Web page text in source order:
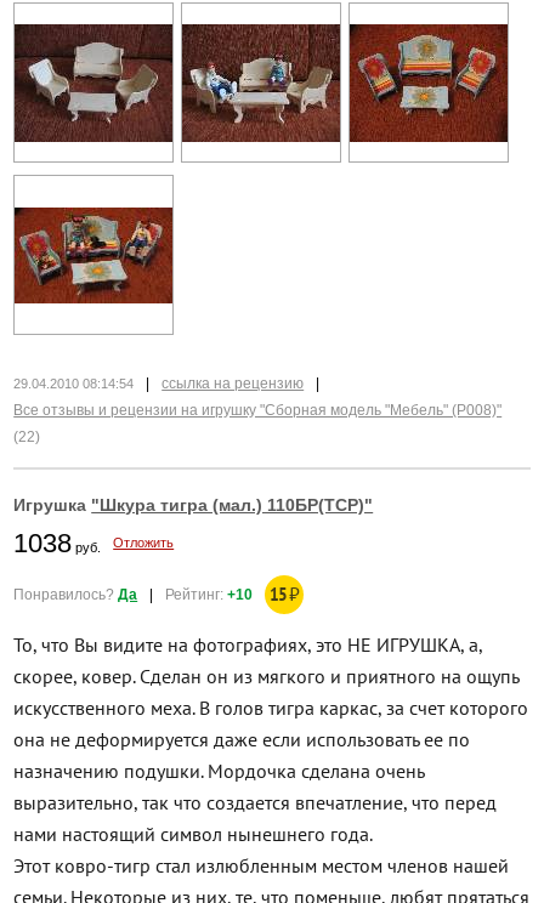
29.04.2010 08:14:54 ссылка на рецензию
Все отзывы и рецензии на игрушку "Сборная модель "Мебель" (P008)"
(22)
Игрушка "Шкура тигра (мал.) 110БР(ТСР)"
1038 руб. Отложить
Понравилось?Да | Рейтинг:+10 15₽
То, что Вы видите на фотографиях, это НЕ ИГРУШКА, а,
скорее, ковер. Сделан он из мягкого и приятного на ощупь
искусственного меха. В голов тигра каркас, за счет которого
она не деформируется даже если использовать ее по
назначению подушки. Мордочка сделана очень
выразительно, так что создается впечатление, что перед
нами настоящий символ нынешнего года.
Этот ковро-тигр стал излюбленным местом членов нашей
семьи. Некоторые из них, те, что поменьше, любят прятаться